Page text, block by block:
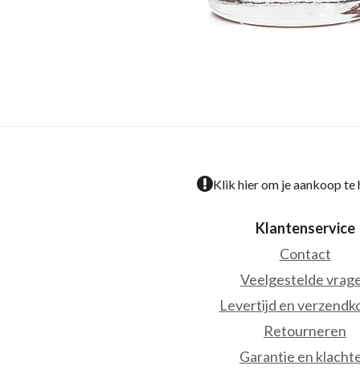
Klik hier om je aankoop te
Klantenservice
Contact
Veelgestelde
Levertijd en
Retourneren
Garantie en